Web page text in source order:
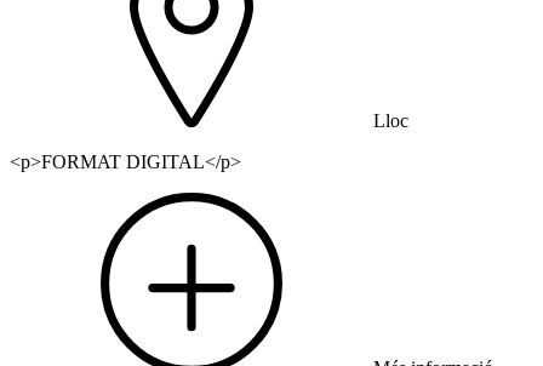
Lloc
<p>FORMAT DIGITAL</p>